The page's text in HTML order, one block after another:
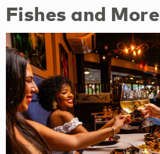
Fishes and More